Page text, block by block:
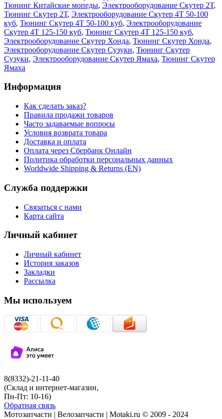
Тюнинг Китайские мопеды, Электрооборудование Скутер 2Т,
Тюнинг Скутер 2Т, Электрооборудование Скутер 4Т 50-100
куб, Тюнинг Скутер 4Т 50-100 куб, Электрооборудование
Скутер 4Т 125-150 куб, Тюнинг Скутер 4Т 125-150 куб,
Электрооборудование Скутер Хонда, Тюнинг Скутер Хонда,
Электрооборудование Скутер Сузуки, Тюнинг Скутер
Сузуки, Электрооборудование Скутер Ямаха, Тюнинг Скутер
Ямаха
Информация
Как сделать заказ?
Правила продажи товаров
Часто задаваемые вопросы
Условия возврата товара
Доставка и оплата
Оплата через Сбербанк Онлайн
Политика обработки персональных данных
Worldwide Shipping & Returns (EN)
Служба поддержки
Связаться с нами
Карта сайта
Личный кабинет
Личный кабинет
История заказов
Закладки
Рассылка
Мы используем
8(8332)-21-11-40
(Склад и интернет-магазин,
Пн-Пт: 10-16)
Обратная связь
Мотозапчасти | Велозапчасти | Motaki.ru © 2009 - 2024